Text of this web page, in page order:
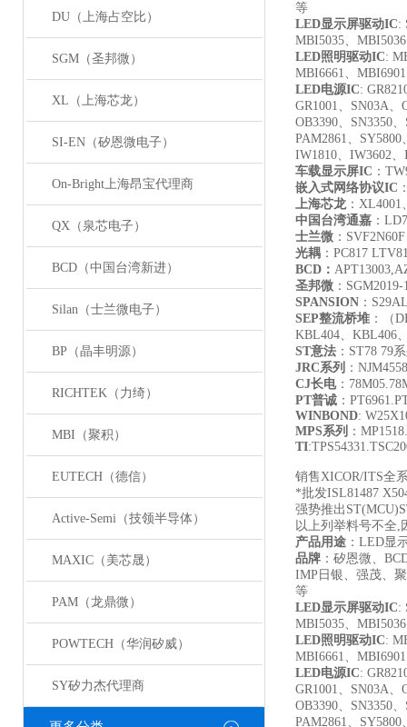
DU（上海占空比）
SGM（圣邦微）
XL（上海芯龙）
SI-EN（矽恩微电子）
On-Bright上海昂宝代理商
QX（泉芯电子）
BCD（中国台湾新进）
Silan（士兰微电子）
BP（晶丰明源）
RICHTEK（力绮）
MBI（聚积）
EUTECH（德信）
Active-Semi（技领半导体）
MAXIC（美芯晟）
PAM（龙鼎微）
POWTECH（华润矽威）
SY矽力杰代理商
等
LED显示屏驱动IC:
MBI5035、
LED照明驱动IC:
MBI6661、
LED电源IC:
GR1001、SN03A、
OB3390、SN3350
PAM2861、
IW1810、IW3602
车载显示屏IC ：
嵌入式网络协议IC
上海芯龙：XL4001
中国台湾通嘉 ：
士兰微 ：
光耦 ：PC817
BCD ：
圣邦微 ：
SPANSION ：
SEP整流桥堆 ：（
KBL404、KBL406
ST意法 ：ST78 79
JRC系列 ：
CJ长电：
PT普诚 ：
WINBOND:
MPS系列 ：
TI
销售XICOR/ITS全
*批发ISL81487
强势推出
以上列举料号不全,
产品用途 ：LED显
品牌 ：矽恩微、
IMP日银、强茂、
等
LED显示屏驱动IC:
MBI5035、
LED照明驱动IC:
MBI6661、
LED电源IC:
GR1001、SN03A、
OB3390、SN3350
PAM2861、